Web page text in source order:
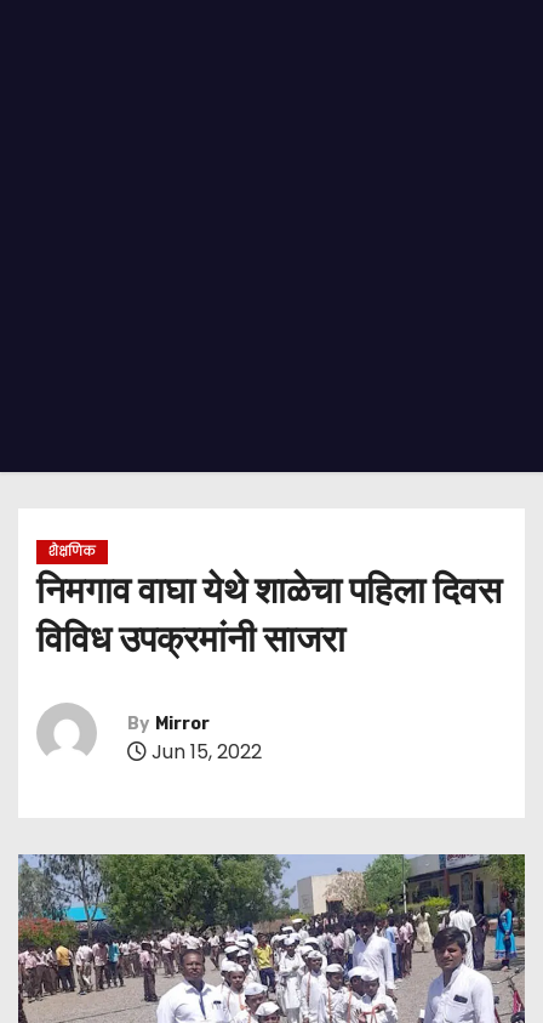
शैक्षणिक
निमगाव वाघा येथे शाळेचा पहिला दिवस
विविध उपक्रमांनी साजरा
By Mirror
Jun 15, 2022